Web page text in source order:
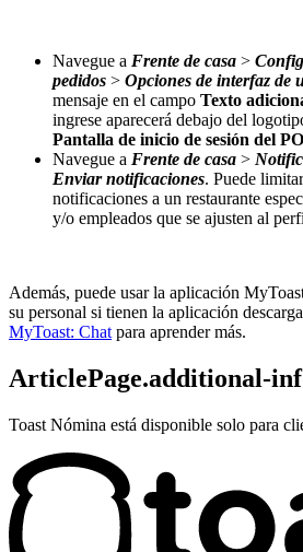
Navegue a Frente de casa >
pedidos > Opciones de interfaz de
mensaje en el campo Texto
ingrese aparecerá debajo del
Pantalla de inicio de sesión del
Navegue a Frente de casa >
Enviar notificaciones. Puede
notificaciones a un restaurante
y/o empleados que se ajusten al
Además, puede usar la aplicación
su personal si tienen la aplicación
MyToast: Chat para aprender más.
ArticlePage.additional-
Toast Nómina está disponible solo para